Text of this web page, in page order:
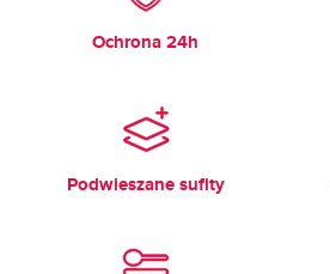
Ochrona 24h
Podwieszane sufity